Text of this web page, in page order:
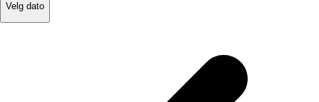
Velg dato